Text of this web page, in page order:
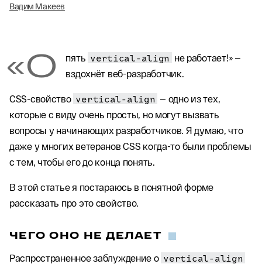
Вадим Макеев
«О пять vertical-align не работает!» —
вздохнёт веб-разработчик.
CSS-свойство vertical-align — одно из тех,
которые с виду очень просты, но могут вызвать
вопросы у начинающих разработчиков. Я думаю, что
даже у многих ветеранов CSS когда-то были проблемы
с тем, чтобы его до конца понять.
В этой статье я постараюсь в понятной форме
рассказать про это свойство.
ЧЕГО ОНО НЕ ДЕЛАЕТ
Распространенное заблуждение о vertical-align